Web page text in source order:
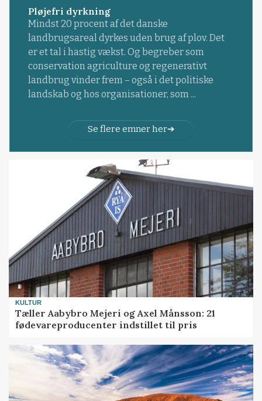
Pløjefri dyrkning
Mindst 20 procent af det danske
landbrugsareal dyrkes uden brug af plov. Det
er et tal i hastig vækst. Og begreber som
conservation agriculture og regenerativt
landbrug vinder frem – også i det politiske
landskab og hos organisationer, som ...
Se flere emner her
KULTUR
Tæller Aabybro Mejeri og Axel Månsson: 21
fødevareproducenter indstillet til pris